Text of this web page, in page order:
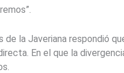
la Javeriana respondió
En el que la